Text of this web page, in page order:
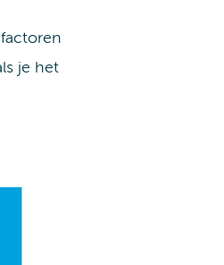
je het